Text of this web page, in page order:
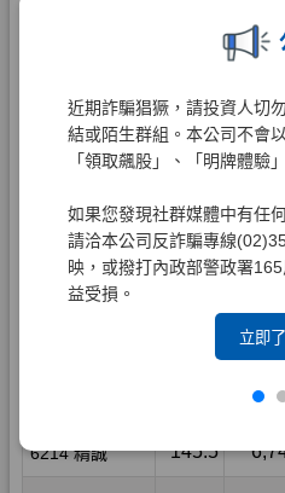
近期詐騙猖獗，請投資人切
結或陌生群組。本公司不會
「領取飆股」、「明牌體驗
如果您發現社群媒體中有任
請洽本公司反詐騙專線
映，或撥打內政部警政署
益受損。
立即